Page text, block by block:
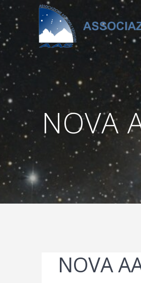
Salta
contenuto
NOVA
NOVA